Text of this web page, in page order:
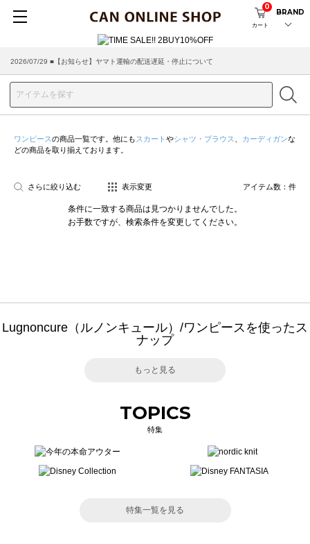
カート
0
BRAND
2026/07/29 ■【お知らせ】ヤマト運輸の配送遅延・停止について
ワンピースの商品一覧です。他にも スカート やシャツ・ブラウス カーディガンな
どの商品を取り揃えております。
さらに絞り込む 表示変更 アイテム数： 件
条件に一致する商品は見つかりませんでした。
お手数ですが、検索条件を変更してください。
Lugnoncure（ルノンキュール）/ワンピースを使ったス
ナップ
もっと見る
TOPICS
特集
特集一覧を見る